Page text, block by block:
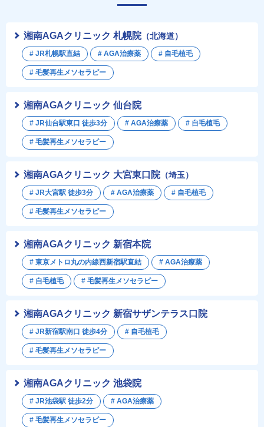
湘南AGAクリニック 新宿本院
# 東京メトロ丸の内線西新宿駅直結 # AGA治療薬
# 自毛植毛 # 毛髪再生メソセラピー
湘南AGAクリニック 新宿サザンテラス口院
# JR新宿駅南口 徒歩4分 # 自毛植毛
# 毛髪再生メソセラピー
湘南AGAクリニック 札幌院（北海道）
# JR札幌駅直結 # AGA治療薬 # 自毛植毛
# 毛髪再生メソセラピー
湘南AGAクリニック 仙台院
# JR仙台駅東口 徒歩3分 # AGA治療薬 # 自毛植毛
# 毛髪再生メソセラピー
湘南AGAクリニック 池袋院
# JR池袋駅 徒歩2分 # AGA治療薬
# 毛髪再生メソセラピー
湘南AGAクリニック 大宮東口院（埼玉）
# JR大宮駅 徒歩3分 # AGA治療薬 # 自毛植毛
# 毛髪再生メソセラピー